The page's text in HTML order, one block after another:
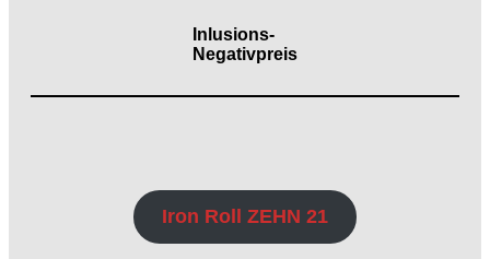
Inlusions-
Negativpreis
Iron Roll ZEHN 21